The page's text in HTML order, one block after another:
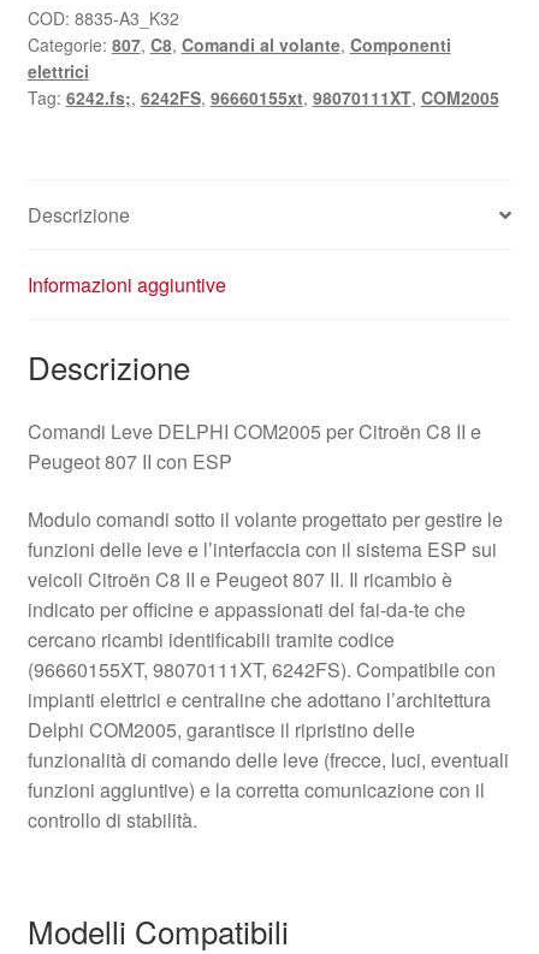
96660155XT
98070111XT
6242FS
quantità
COD: 8835-A3_K32
Categorie: 807, C8, Comandi al volante, Componenti
elettrici
Tag: 6242.fs;, 6242FS, 96660155xt, 98070111XT, COM2005
Descrizione
Informazioni aggiuntive
Descrizione
Comandi Leve DELPHI COM2005 per Citroën C8 II e
Peugeot 807 II con ESP
Modulo comandi sotto il volante progettato per gestire le
funzioni delle leve e l’interfaccia con il sistema ESP sui
veicoli Citroën C8 II e Peugeot 807 II. Il ricambio è
indicato per officine e appassionati del fai‑da‑te che
cercano ricambi identificabili tramite codice
(96660155XT, 98070111XT, 6242FS). Compatibile con
impianti elettrici e centraline che adottano l’architettura
Delphi COM2005, garantisce il ripristino delle
funzionalità di comando delle leve (frecce, luci, eventuali
funzioni aggiuntive) e la corretta comunicazione con il
controllo di stabilità.
Modelli Compatibili